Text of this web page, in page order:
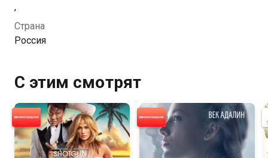
,
Страна
Россия
С этим смотрят